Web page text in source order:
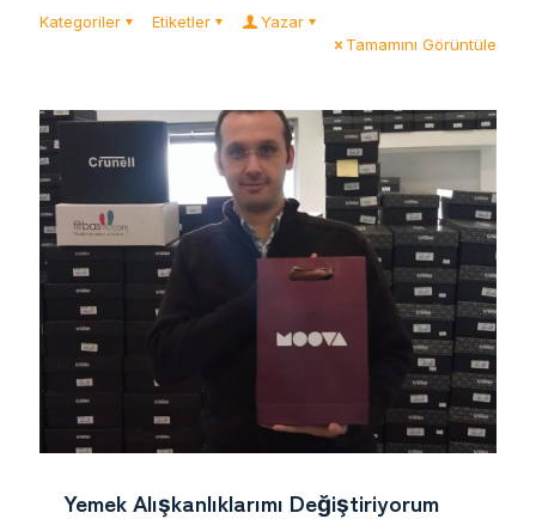
Kategoriler Etiketler
Yazar
Tamamını Görüntüle
Yemek Alışkanlıklarımı Değiştiriyorum